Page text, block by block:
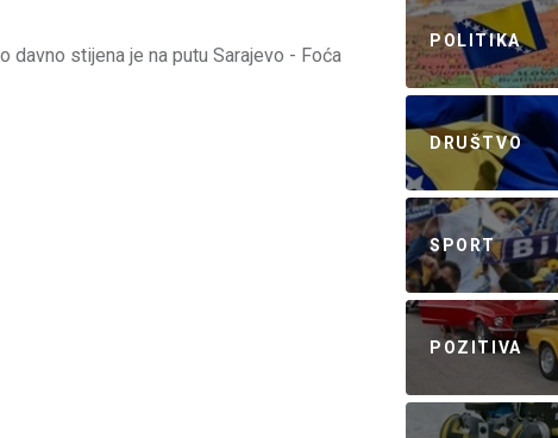
davno stijena je na putu Sarajevo - Foća
POLITIKA
DRUŠTVO
SPORT
POZITIVA